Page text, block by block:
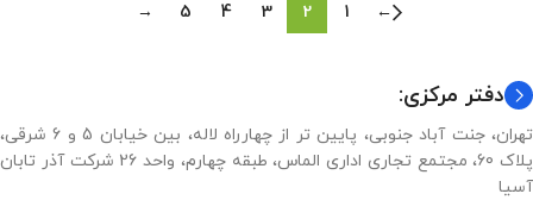
←
1
2
3
4
5
→
دفتر مرکزی:
تهران، جنت آباد جنوبی، پایین تر از چهارراه لاله، بین خیابان 5 و 6 شرقی،
پلاک 60، مجتمع تجاری اداری الماس، طبقه چهارم، واحد 26 شرکت آذر تابان
آسیا